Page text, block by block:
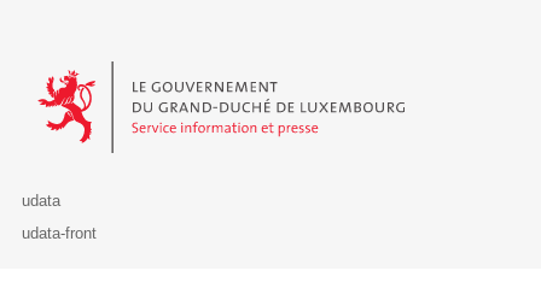
Le Gouvernement du Grand-Duché de Luxembourg - Service
udata
udata-front